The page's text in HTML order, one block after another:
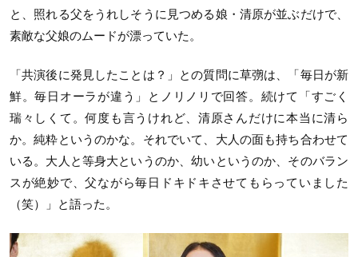
と、照れる父をうれしそうに見つめる娘・清原が並ぶだけで、
素敵な父娘のムードが漂っていた。
「共演後に発見したことは？」との質問に草彅は、「毎日が新
鮮。毎日オーラが違う」とノリノリで回答。続けて「すごく
瑞々しくて。何度も言うけれど、清原さんだけに本当に清ら
か。純粋というのかな。それでいて、大人の面も持ち合わせて
いる。大人と等身大というのか、幼いというのか、そのバラン
スが絶妙で、父ながら毎日ドキドキさせてもらっていました
（笑）」と語った。